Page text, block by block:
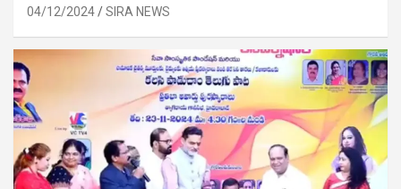
04/12/2024 SIRA NEWS